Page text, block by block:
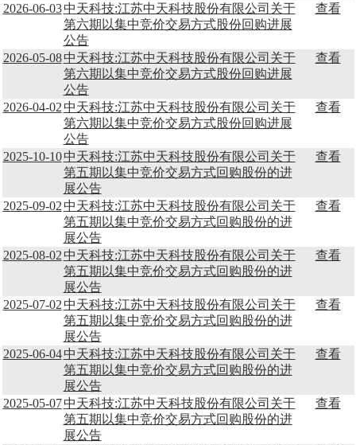
2026-06-03 中天科技:江苏中天科技股份有限公司关于
第六期以集中竞价交易方式股份回购进展
公告
查看
2026-05-08 中天科技:江苏中天科技股份有限公司关于
第六期以集中竞价交易方式股份回购进展
公告
查看
2026-04-02 中天科技:江苏中天科技股份有限公司关于
第六期以集中竞价交易方式股份回购进展
公告
查看
2025-10-10 中天科技:江苏中天科技股份有限公司关于
第五期以集中竞价交易方式回购股份的进
展公告
查看
2025-09-02 中天科技:江苏中天科技股份有限公司关于
第五期以集中竞价交易方式回购股份的进
展公告
查看
2025-08-02 中天科技:江苏中天科技股份有限公司关于
第五期以集中竞价交易方式回购股份的进
展公告
查看
2025-07-02 中天科技:江苏中天科技股份有限公司关于
第五期以集中竞价交易方式回购股份的进
展公告
查看
2025-06-04 中天科技:江苏中天科技股份有限公司关于
第五期以集中竞价交易方式回购股份的进
展公告
查看
2025-05-07 中天科技:江苏中天科技股份有限公司关于
第五期以集中竞价交易方式回购股份的进
展公告
查看